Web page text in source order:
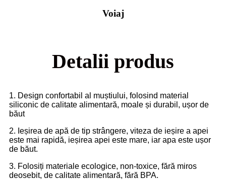
Voiaj
Detalii produs
1. Design confortabil al muștiului, folosind material
siliconic de calitate alimentară, moale și durabil, ușor de
băut
2. Ieșirea de apă de tip strângere, viteza de ieșire a apei
este mai rapidă, ieșirea apei este mare, iar apa este ușor
de băut.
3. Folosiți materiale ecologice, non-toxice, fără miros
deosebit, de calitate alimentară, fără BPA.